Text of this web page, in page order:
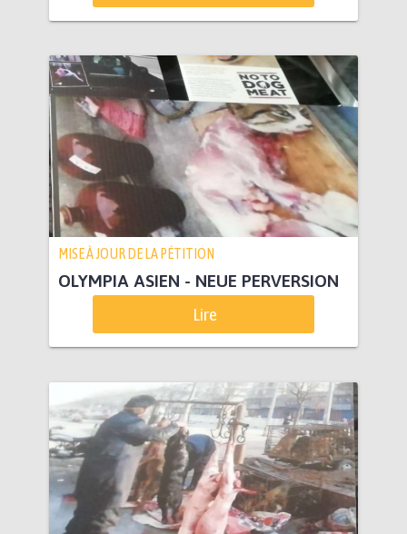
MISE À JOUR DE LA PÉTITION
OLYMPIA ASIEN - NEUE PERVERSION
Lire